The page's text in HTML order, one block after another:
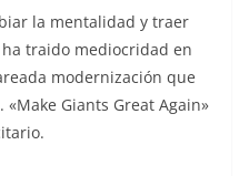
la mentalidad y traer
traido mediocridad en
modernización que
Giants Great Again»